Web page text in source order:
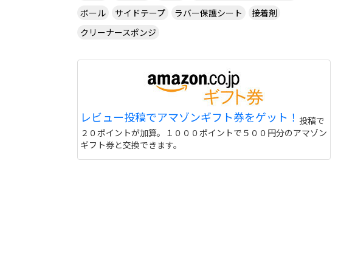
ボール
サイドテープ ラバー保護シート
接着剤
クリーナースポンジ
レビュー投稿でアマゾンギフト券をゲット！ 投稿で
２０ポイントが加算。１０００ポイントで５００円分のアマゾン
ギフト券と交換できます。